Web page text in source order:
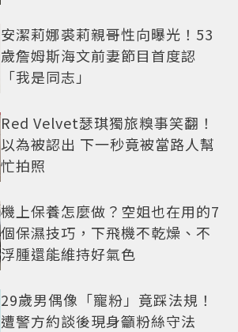
安潔莉娜裘莉親哥性向曝光！53
歲詹姆斯海文前妻節目首度認
「我是同志」
Red Velvet瑟琪獨旅糗事笑翻！
以為被認出 下一秒竟被當路人幫
忙拍照
機上保養怎麼做？空姐也在用的7
個保濕技巧，下飛機不乾燥、不
浮腫還能維持好氣色
29歲男偶像「寵粉」竟踩法規！
遭警方約談後現身籲粉絲守法